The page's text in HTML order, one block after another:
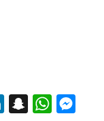
LinkedIn
Snapchat